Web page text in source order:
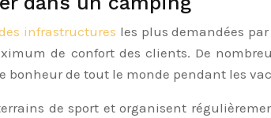
infrastructures les plus demandées
de confort des clients. De
bonheur de tout le monde pendant les
de sport et organisent